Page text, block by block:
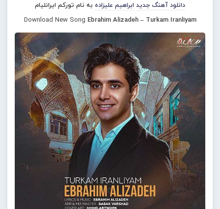
دانلود آهنگ جدید ابراهیم علیزاده به نام تورکم ایرانلیام
Download New Song Ebrahim Alizadeh – Turkam Iranliyam